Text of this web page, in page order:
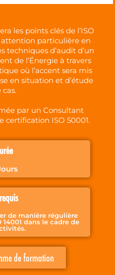
les points clés de l’ISO
particulière en
techniques d’audit d’un
de l’Énergie à travers
où l’accent sera mis
en situation et d’étude
cas.
par un Consultant
ISO 50001.
de manière régulière
14001 dans le cadre de
de formation